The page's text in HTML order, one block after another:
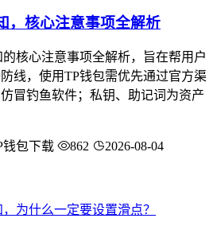
，核心注意事项全解析
核心注意事项全解析，旨在帮用户
线，使用TP钱包需优先通过官方渠
冒钓鱼软件；私钥、助记词为资产
钱包下载 862 2026-08-04